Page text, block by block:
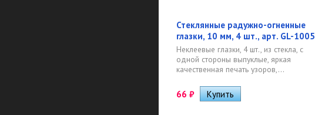
Стеклянные радужно-огненные
глазки, 10 мм, 4 шт., арт. GL-1005
Неклеевые глазки, 4 шт., из стекла, с
одной стороны выпуклые, яркая
качественная печать узоров,...
66 ₽